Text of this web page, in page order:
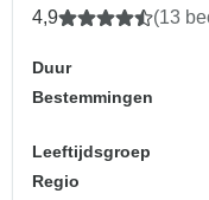
4,9 (13
Duur
Bestemmingen
Leeftijdsgroep
Regio